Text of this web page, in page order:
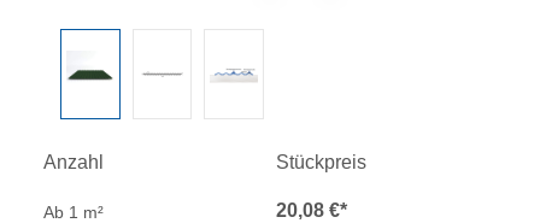
Anzahl Stückpreis
Ab 1 m² 20,08 €*